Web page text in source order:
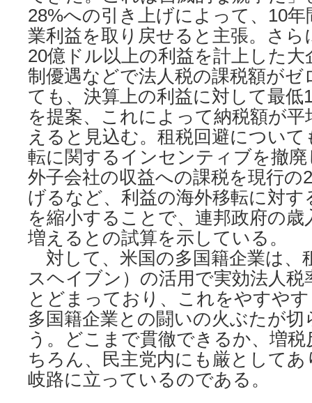
28%への引き上げによって、10
業利益を取り戻せると主張。さら
20億ドル以上の利益を計上した
制優遇などで法人税の課税額が
ても、決算上の利益に対して最低
を提案、これによって納税額が
えると見込む。租税回避につい
転に関するインセンティブを撤
外子会社の収益への課税を現行の
げるなど、利益の海外移転に対
を縮小することで、連邦政府の
増えるとの試算を示している。
対して、米国の多国籍企業は、
スヘイブン）の活用で実効法人
とどまっており、これをやすや
多国籍企業との闘いの火ぶたが
う。どこまで貫徹できるか、増
ちろん、民主党内にも厳として
岐路に立っているのである。